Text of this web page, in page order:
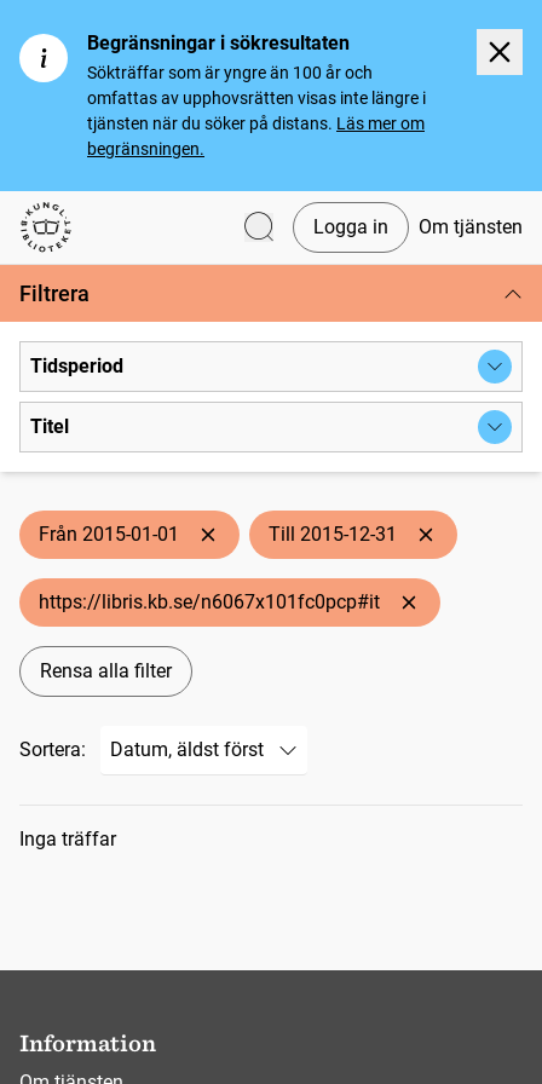
Begränsningar i sökresultaten
Sökträffar som är yngre än 100 år och
omfattas av upphovsrätten visas inte längre i
tjänsten när du söker på distans. Läs mer om
begränsningen.
Svenska tidningar
Logga in Om tjänsten
Filtrera
Tidsperiod
Titel
Från 2015-01-01 Till 2015-12-31
https://libris.kb.se/n6067x101fc0pcp#it
Rensa alla filter
Sortera:
Sökresultat
Inga träffar
Information